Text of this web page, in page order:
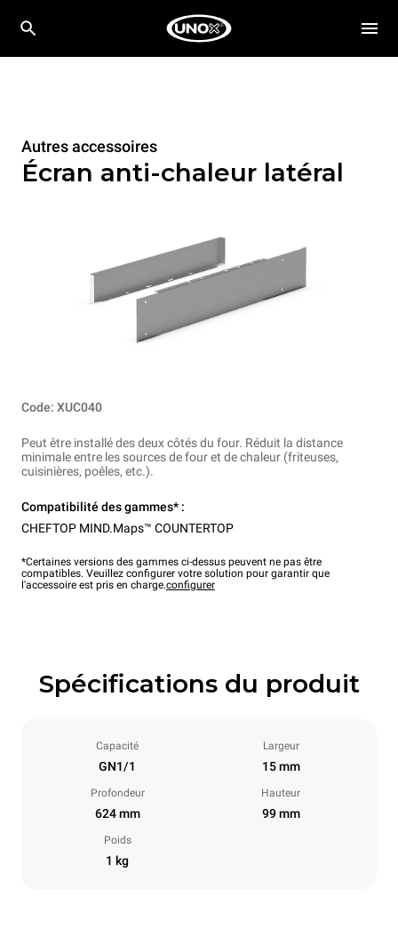
Autres accessoires
Écran anti-chaleur latéral
Code: XUC040
Peut être installé des deux côtés du four. Réduit la distance
minimale entre les sources de four et de chaleur (friteuses,
cuisinières, poêles, etc.).
Compatibilité des gammes* :
CHEFTOP MIND.Maps™ COUNTERTOP
*Certaines versions des gammes ci-dessus peuvent ne pas être
compatibles. Veuillez configurer votre solution pour garantir que
l'accessoire est pris en charge.configurer
Spécifications du produit
Capacité
GN1/1
Largeur
15 mm
Profondeur
624 mm
Hauteur
99 mm
Poids
1 kg